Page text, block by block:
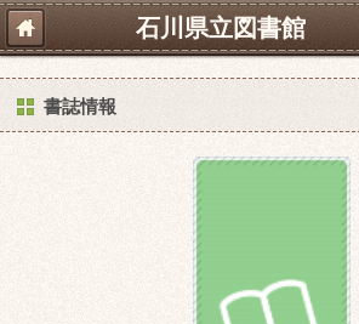
石川県立図書館
書誌情報